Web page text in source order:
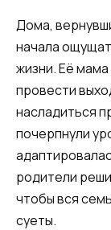
Дома,
начала
жизни. Её
провести
насладиться
почерпнули
родители
чтобы вся
суеты.